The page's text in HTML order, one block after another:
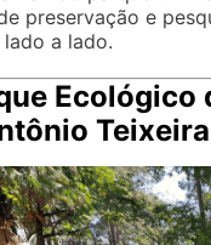
preservação e
a lado.
Ecológico